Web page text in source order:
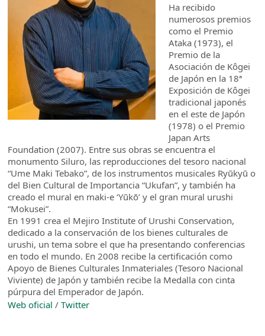
Ha recibido
numerosos premios
como el Premio
Ataka (1973), el
Premio de la
Asociación de Kôgei
de Japón en la 18ª
Exposición de Kôgei
tradicional japonés
en el este de Japón
(1978) o el Premio
Japan Arts
Foundation (2007). Entre sus obras se encuentra el
monumento Siluro, las reproducciones del tesoro nacional
“Ume Maki Tebako”, de los instrumentos musicales Ryūkyū o
del Bien Cultural de Importancia “Ukufan”, y también ha
creado el mural en maki-e ‘Yūkō’ y el gran mural urushi
“Mokusei”.
En 1991 crea el Mejiro Institute of Urushi Conservation,
dedicado a la conservación de los bienes culturales de
urushi, un tema sobre el que ha presentando conferencias
en todo el mundo. En 2008 recibe la certificación como
Apoyo de Bienes Culturales Inmateriales (Tesoro Nacional
Viviente) de Japón y también recibe la Medalla con cinta
púrpura del Emperador de Japón.
Web oficial /Twitter